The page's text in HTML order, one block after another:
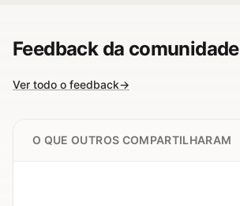
Feedback da comunidade
Ver todo o feedback→
O QUE OUTROS COMPARTILHARAM